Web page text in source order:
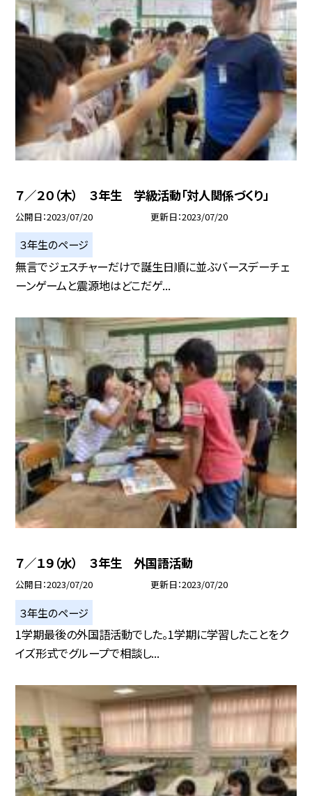
７／２０（木） ３年生 学級活動「対人関係づくり」
公開日 2023/07/20 更新日 2023/07/20
３年生のページ
無言でジェスチャーだけで誕生日順に並ぶバースデーチェ
ーンゲームと震源地はどこだゲ...
７／１９（水） ３年生 外国語活動
公開日 2023/07/20 更新日 2023/07/20
３年生のページ
1学期最後の外国語活動でした。1学期に学習したことをク
イズ形式でグループで相談し...